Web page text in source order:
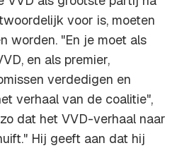
voor is, moeten
worden. "En je moet als
en als premier,
verdedigen en
verhaal van de coalitie",
dat het VVD-verhaal naar
Hij geeft aan dat hij